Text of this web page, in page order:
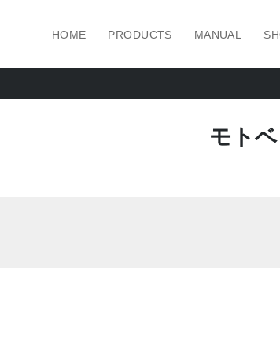
HOME PRODUCTS MANUAL
モト